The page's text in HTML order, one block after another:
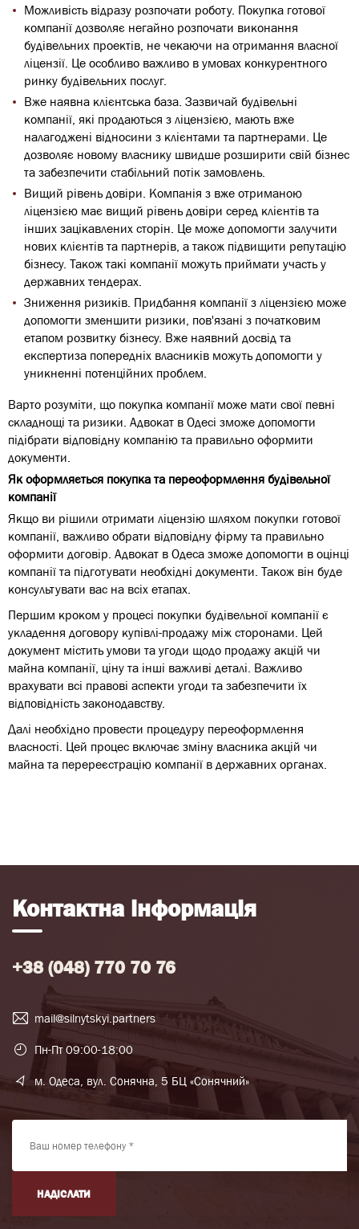
Можливість відразу розпочати роботу. Покупка готової
компанії дозволяє негайно розпочати виконання
будівельних проектів, не чекаючи на отримання власної
ліцензії. Це особливо важливо в умовах конкурентного
ринку будівельних послуг.
Вже наявна клієнтська база. Зазвичай будівельні
компанії, які продаються з ліцензією, мають вже
налагоджені відносини з клієнтами та партнерами. Це
дозволяє новому власнику швидше розширити свій бізнес
та забезпечити стабільний потік замовлень.
Вищий рівень довіри. Компанія з вже отриманою
ліцензією має вищий рівень довіри серед клієнтів та
інших зацікавлених сторін. Це може допомогти залучити
нових клієнтів та партнерів, а також підвищити репутацію
бізнесу. Також такі компанії можуть приймати участь у
державних тендерах.
Зниження ризиків. Придбання компанії з ліцензією може
допомогти зменшити ризики, пов'язані з початковим
етапом розвитку бізнесу. Вже наявний досвід та
експертиза попередніх власників можуть допомогти у
уникненні потенційних проблем.
Варто розуміти, що покупка компанії може мати свої певні
складнощі та ризики. Адвокат в Одесі зможе допомогти
підібрати відповідну компанію та правильно оформити
документи.
Як оформляється покупка та переоформлення будівельної
компанії
Якщо ви рішили отримати ліцензію шляхом покупки готової
компанії, важливо обрати відповідну фірму та правильно
оформити договір. Адвокат в Одеса зможе допомогти в оцінці
компанії та підготувати необхідні документи. Також він буде
консультувати вас на всіх етапах.
Першим кроком у процесі покупки будівельної компанії є
укладення договору купівлі-продажу між сторонами. Цей
документ містить умови та угоди щодо продажу акцій чи
майна компанії, ціну та інші важливі деталі. Важливо
врахувати всі правові аспекти угоди та забезпечити їх
відповідність законодавству.
Далі необхідно провести процедуру переоформлення
власності. Цей процес включає зміну власника акцій чи
майна та перереєстрацію компанії в державних органах.
Контактна інформація
+38 (048) 770 70 76
mail@silnytskyi.partners
Пн-Пт 09:00-18:00
м. Одеса, вул. Сонячна, 5 БЦ «Сонячний»
НАДІСЛАТИ